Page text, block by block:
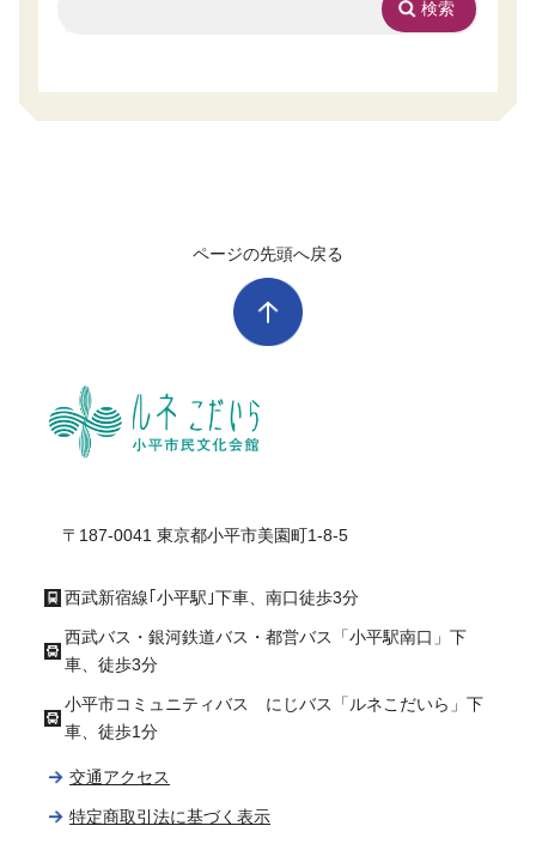
ページの先頭へ戻る
〒187-0041 東京都小平市美園町1-8-5
西武新宿線｢小平駅｣下車、南口徒歩3分
西武バス・銀河鉄道バス・都営バス「小平駅南口」下
車、徒歩3分
小平市コミュニティバス にじバス「ルネこだいら」下
車、徒歩1分
交通アクセス
特定商取引法に基づく表示